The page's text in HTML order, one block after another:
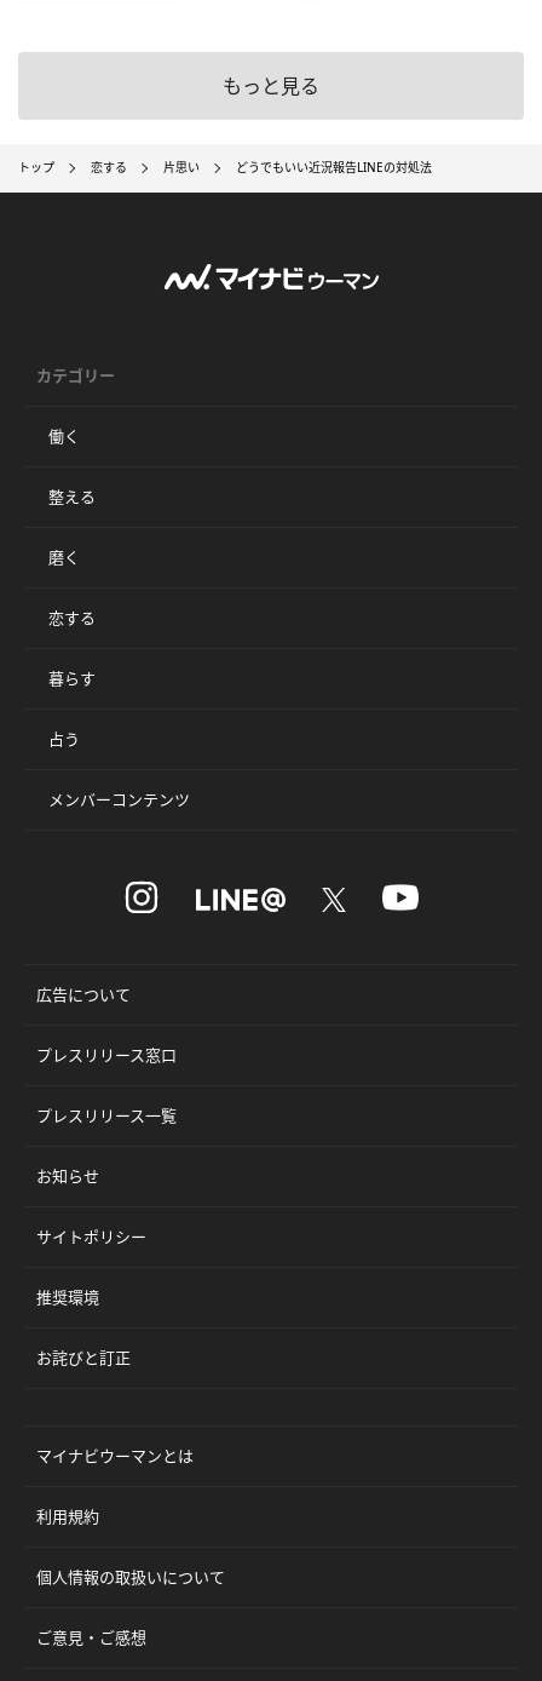
もっと見る
トップ 恋する 片思い どうでもいい近況報告LINEの対処法
カテゴリー
働く
整える
磨く
恋する
暮らす
占う
メンバーコンテンツ
広告について
プレスリリース窓口
プレスリリース一覧
お知らせ
サイトポリシー
推奨環境
お詫びと訂正
マイナビウーマンとは
利用規約
個人情報の取扱いについて
ご意見・ご感想